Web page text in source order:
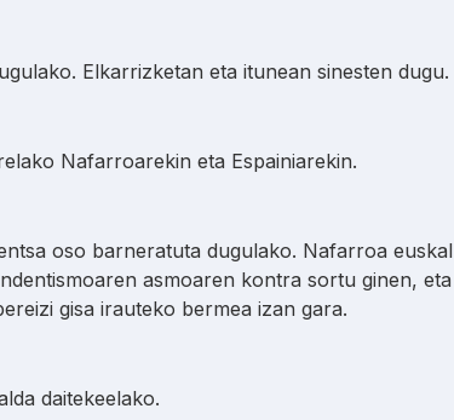
Elkarrizketan eta itunean sinesten dugu.
Nafarroarekin eta Espainiarekin.
oso barneratuta dugulako. Nafarroa euskal
asmoaren kontra sortu ginen, eta
gisa irauteko bermea izan gara.
daitekeelako.